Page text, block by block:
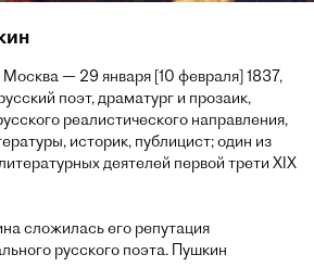
— 29 января [10 февраля] 1837,
поэт, драматург и прозаик,
реалистического направления,
историк, публицист; один из
деятелей первой трети XIX
сложилась его репутация
русского поэта. Пушкин